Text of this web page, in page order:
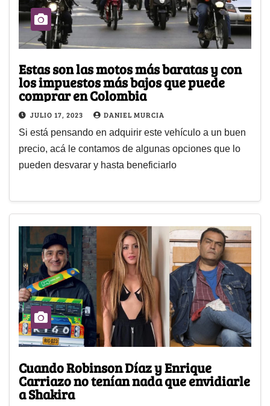
Estas son las motos más baratas y con
los impuestos más bajos que puede
comprar en Colombia
JULIO 17, 2023 DANIEL MURCIA
Si está pensando en adquirir este vehículo a un buen
precio, acá le contamos de algunas opciones que lo
pueden desvarar y hasta beneficiarlo
Cuando Robinson Díaz y Enrique
Carriazo no tenían nada que envidiarle
a Shakira